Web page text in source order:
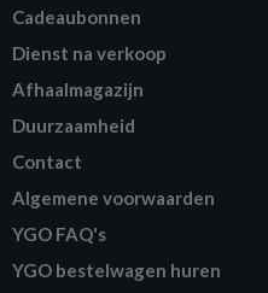
Cadeaubonnen
Dienst na verkoop
Afhaalmagazijn
Duurzaamheid
Contact
Algemene voorwaarden
YGO FAQ's
YGO bestelwagen huren